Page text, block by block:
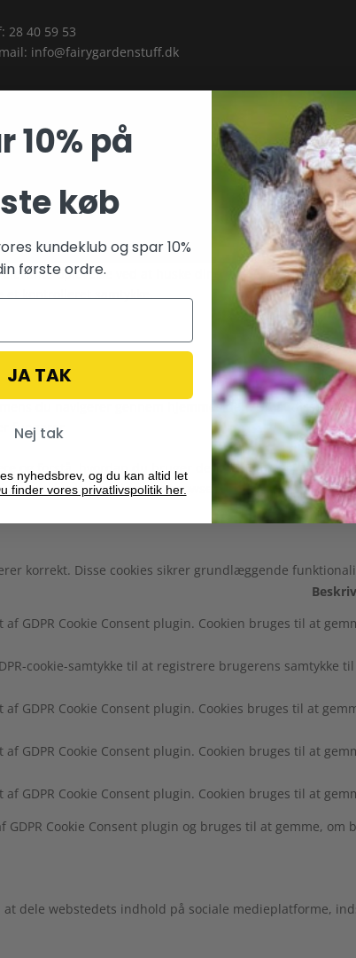
28 40 59 53
info@fairygardenstuff.dk
oplevelse ved at huske dine præferencer og
kontrolleret samtykke.
du navigerer gennem hjemmesiden. Ud af disse
fungerer.
og forstå, hvordan du bruger denne hjemmeside.
cookies kan påvirke din browseroplevelse.
korrekt. Disse cookies sikrer grundlæggende
af GDPR Cookie Consent plugin. Cookien bruges til at
cookie-samtykke til at registrere brugerens samtykke
af GDPR Cookie Consent plugin. Cookies bruges til at
af GDPR Cookie Consent plugin. Cookien bruges til at
af GDPR Cookie Consent plugin. Cookien bruges til at
GDPR Cookie Consent plugin og bruges til at gemme,
dele webstedets indhold på sociale medieplatforme,
10% på
køb
kundeklub og spar 10%
første ordre.
JA TAK
Nej tak
nyhedsbrev, og du kan altid let
finder vores privatlivspolitik her.